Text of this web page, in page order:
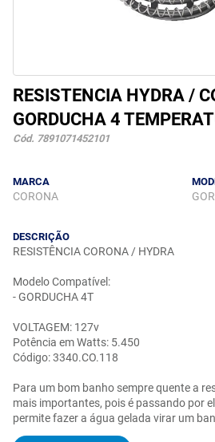
RESISTENCIA HYDRA /
GORDUCHA 4
Cód. 7891071452101
MARCA
CORONA
DESCRIÇÃO
RESISTÊNCIA CORONA / HYDRA
Modelo Compatível:
- GORDUCHA 4T
VOLTAGEM: 127v
Potência em Watts: 5.450
Código: 3340.CO.118
Para um bom banho sempre quente a
mais importantes, pois é passando por
permite fazer a água gelada virar um